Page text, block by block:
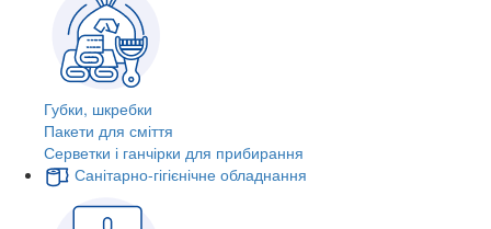
Губки, шкребки
Пакети для сміття
Серветки і ганчірки для прибирання
Санітарно-гігієнічне обладнання